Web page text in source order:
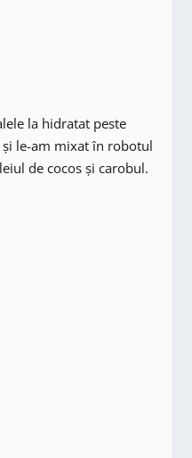
la hidratat peste
și le-am mixat în robotul
de cocos și carobul.